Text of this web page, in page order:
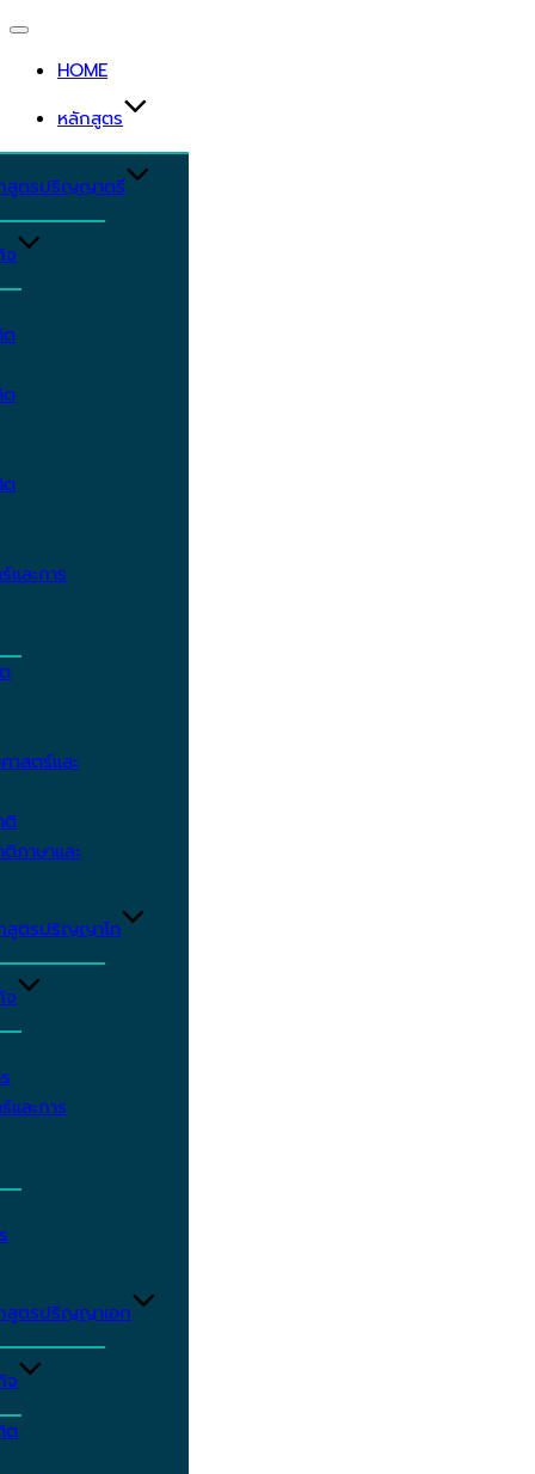
Toggle
navigation
HOME
หลักสูตร
สูตรปริญญาตรี
จ
ต
ต
ต
ละการ
สตร์และ
ติ
ภาษาและ
สูตรปริญญาโท
จ
ละการ
สูตรปริญญาเอก
จ
ต